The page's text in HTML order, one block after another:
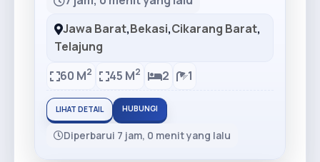
Jawa Barat,Bekasi,Cikarang Barat,
Telajung
60 M2 45 M2 2 1
LIHAT DETAIL HUBUNGI
Diperbarui 7 jam, 0 menit yang lalu